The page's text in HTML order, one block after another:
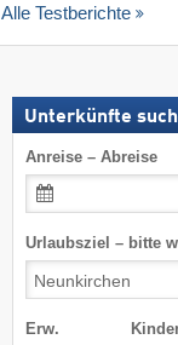
Alle Testberichte
Unterkünfte
Anreise – Abreise
Urlaubsziel – bitte
Erw.